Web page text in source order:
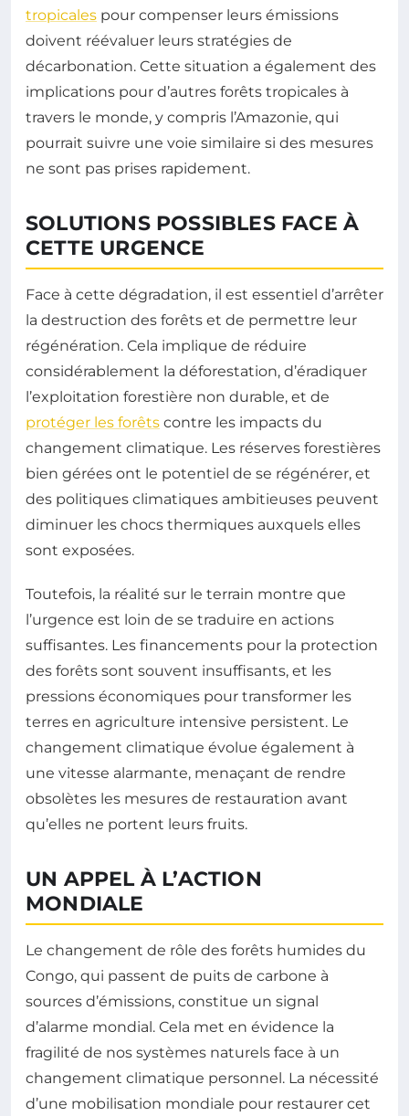
tropicales pour compenser leurs émissions
doivent réévaluer leurs stratégies de
décarbonation. Cette situation a également des
implications pour d’autres forêts tropicales à
travers le monde, y compris l’Amazonie, qui
pourrait suivre une voie similaire si des mesures
ne sont pas prises rapidement.
SOLUTIONS POSSIBLES FACE À
CETTE URGENCE
Face à cette dégradation, il est essentiel d’arrêter
la destruction des forêts et de permettre leur
régénération. Cela implique de réduire
considérablement la déforestation, d’éradiquer
l’exploitation forestière non durable, et de
protéger les forêts contre les impacts du
changement climatique. Les réserves forestières
bien gérées ont le potentiel de se régénérer, et
des politiques climatiques ambitieuses peuvent
diminuer les chocs thermiques auxquels elles
sont exposées.
Toutefois, la réalité sur le terrain montre que
l’urgence est loin de se traduire en actions
suffisantes. Les financements pour la protection
des forêts sont souvent insuffisants, et les
pressions économiques pour transformer les
terres en agriculture intensive persistent. Le
changement climatique évolue également à
une vitesse alarmante, menaçant de rendre
obsolètes les mesures de restauration avant
qu’elles ne portent leurs fruits.
UN APPEL À L’ACTION
MONDIALE
Le changement de rôle des forêts humides du
Congo, qui passent de puits de carbone à
sources d’émissions, constitue un signal
d’alarme mondial. Cela met en évidence la
fragilité de nos systèmes naturels face à un
changement climatique personnel. La nécessité
d’une mobilisation mondiale pour restaurer cet